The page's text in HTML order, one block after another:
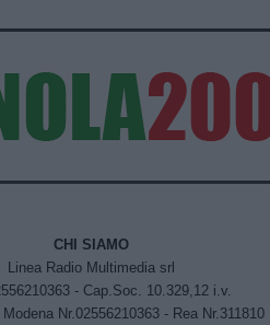
CHI SIAMO
Linea Radio Multimedia srl
- Cap.Soc. 10.329,12 i.v.
Nr.02556210363 - Rea Nr.311810